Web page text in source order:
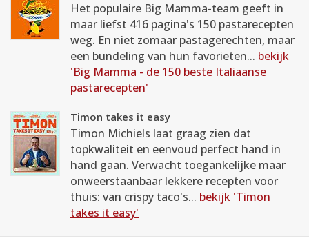
Het populaire Big Mamma-team geeft in
maar liefst 416 pagina's 150 pastarecepten
weg. En niet zomaar pastagerechten, maar
een bundeling van hun favorieten... bekijk
'Big Mamma - de 150 beste Italiaanse
pastarecepten'
Timon takes it easy
Timon Michiels laat graag zien dat
topkwaliteit en eenvoud perfect hand in
hand gaan. Verwacht toegankelijke maar
onweerstaanbaar lekkere recepten voor
thuis: van crispy taco's... bekijk 'Timon
takes it easy'